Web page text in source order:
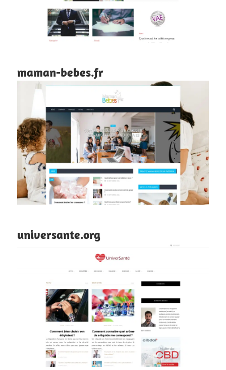
maman-bebes.fr
universante.org